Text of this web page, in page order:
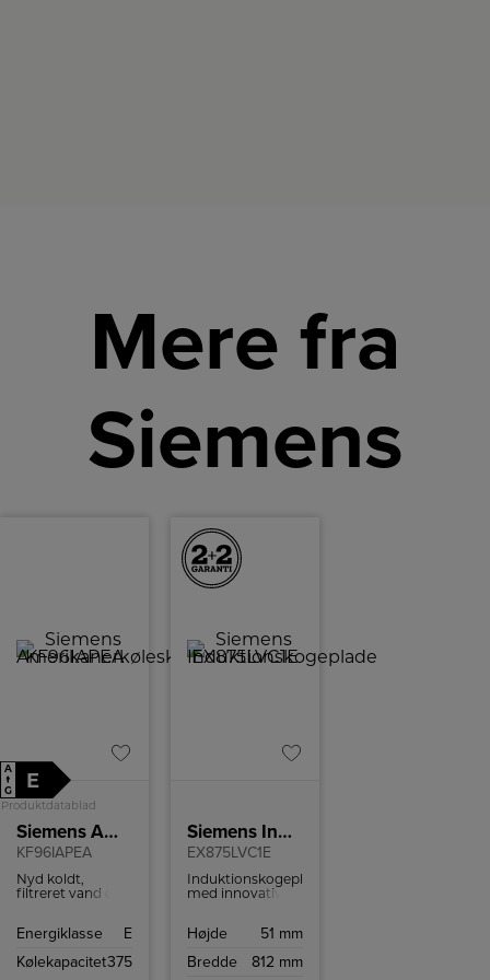
Mere fra
Siemens
A
↑
G
E
Produktdatablad
Siemens Amerikanerkøleskab
KF96IAPEA
Nyd koldt,
filtreret vand og
et tryk på en
hurtigt at få en
Energiklasse
E
Kølekapacitet375
Siemens Induktionskogeplade
EX875LVC1E
Induktionskogeplade
med innovativ
powerBoost-
powerMove Plus
Højde
51 mm
Bredde
812 mm